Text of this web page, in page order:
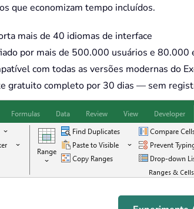
que economizam tempo incluídos.
mais de 40 idiomas de interface
por mais de 500.000 usuários e 80.000
com todas as versões modernas do
gratuito completo por 30 dias — sem